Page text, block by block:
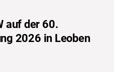
auf der 60.
2026 in Leoben